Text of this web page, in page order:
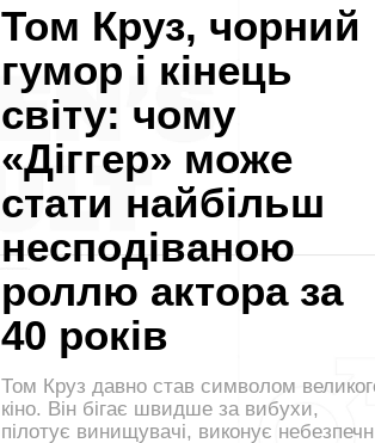
Том Круз, чорний
гумор і кінець
світу: чому
«Діггер» може
стати найбільш
несподіваною
роллю актора за
40 років
Том Круз давно став символом
кіно. Він бігає швидше за вибухи,
пілотує винищувачі, виконує